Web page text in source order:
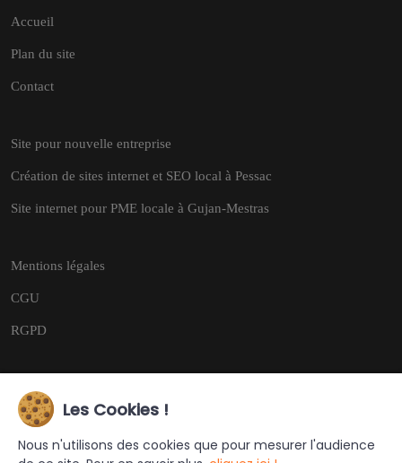
Accueil
Plan du site
Contact
Site pour nouvelle entreprise
Création de sites internet et SEO local à Pessac
Site internet pour PME locale à Gujan-Mestras
Mentions légales
CGU
RGPD
Copyright © 2026
Les Cookies !
Nous n'utilisons des cookies que pour mesurer l'audience